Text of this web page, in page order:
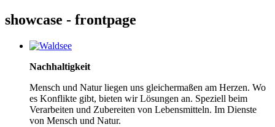
showcase - frontpage
Nachhaltigkeit
Mensch und Natur liegen uns gleichermaßen am Herzen. Wo
es Konflikte gibt, bieten wir Lösungen an. Speziell beim
Verarbeiten und Zubereiten von Lebensmitteln. Im Dienste
von Mensch und Natur.